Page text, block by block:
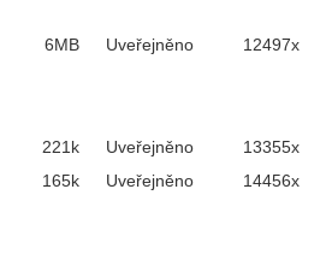
6MB Uveřejněno 12497x
221k Uveřejněno 13355x
165k Uveřejněno 14456x